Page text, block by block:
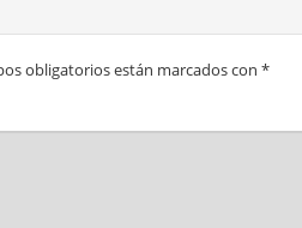
obligatorios están marcados con *